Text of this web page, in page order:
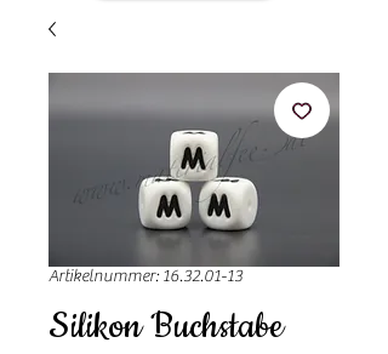
Artikelnummer: 16.32.01-13
Silikon Buchstabe